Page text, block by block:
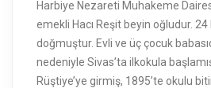
Harbiye Nezareti Muhakeme
emekli Hacı Reşit beyin oğludur. 24
doğmuştur. Evli ve üç çocuk
nedeniyle Sivas’ta ilkokula
Rüştiye’ye girmiş, 1895’te okulu